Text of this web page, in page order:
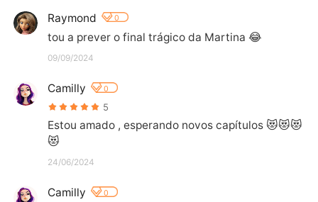
Raymond 0
tou a prever o final trágico da Martina 😂
09/09/2024
Camilly 0
5
Estou amado , esperando novos capítulos 😻😻😻
😻
24/06/2024
Camilly 0